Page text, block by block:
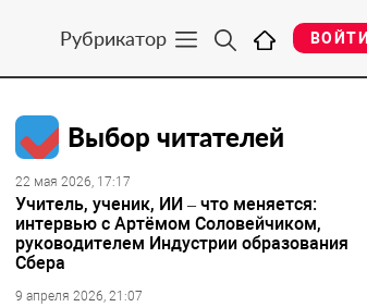
Рубрикатор ВОЙТИ
Выбор читателей
22 мая 2026, 17:17
Учитель, ученик, ИИ – что меняется:
интервью с Артёмом Соловейчиком,
руководителем Индустрии образования
Сбера
9 апреля 2026, 21:07